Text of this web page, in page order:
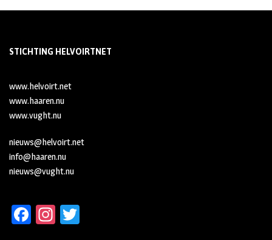
STICHTING HELVOIRTNET
www.helvoirt.net
www.haaren.nu
www.vught.nu
nieuws@helvoirt.net
info@haaren.nu
nieuws@vught.nu
Fa In